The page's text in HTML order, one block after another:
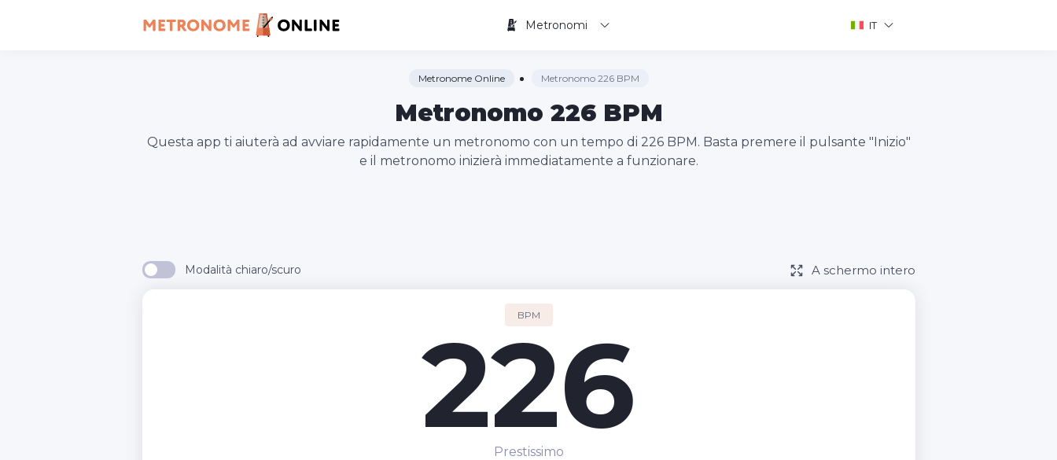
Metronomi IT
Metronome Online Metronomo 226 BPM
Metronomo 226 BPM
Questa app ti aiuterà ad avviare rapidamente un metronomo con un tempo di 226 BPM. Basta premere il pulsante "Inizio"
e il metronomo inizierà immediatamente a funzionare.
Modalità chiaro/scuro A schermo intero
BPM
226
Prestissimo